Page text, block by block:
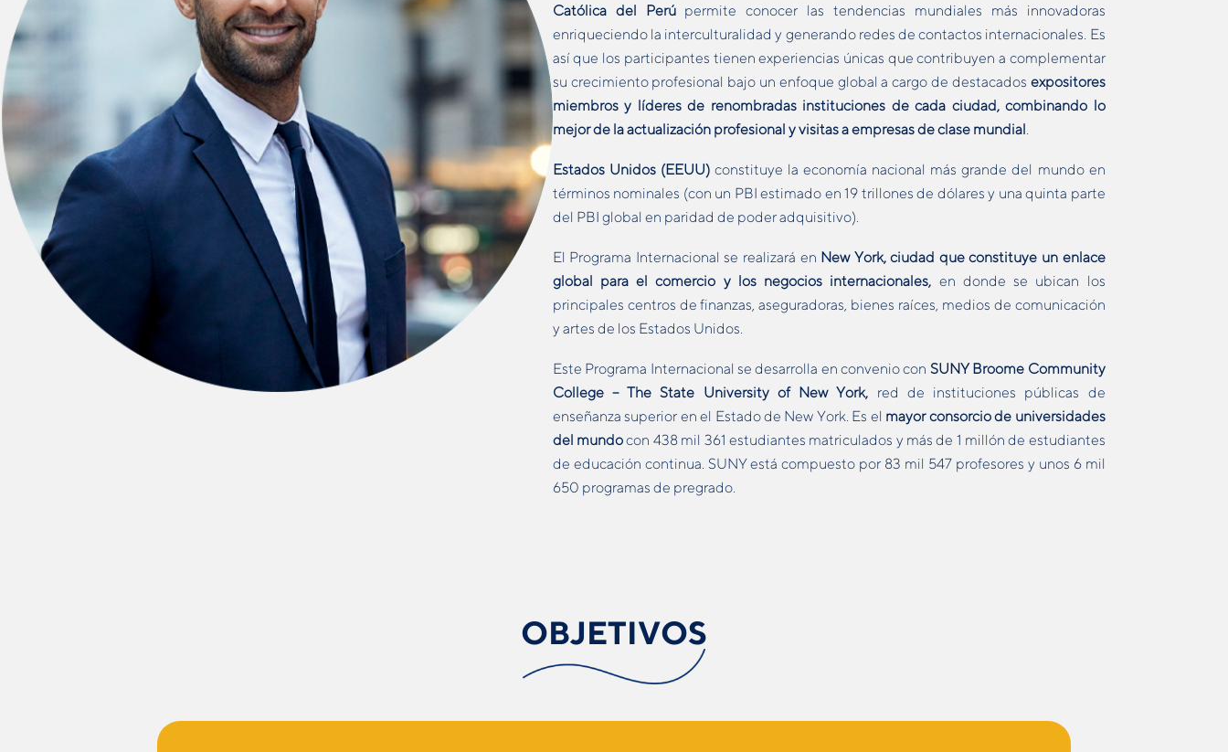
Católica del Perúpermite conocer las tendencias mundiales más innovadoras
enriqueciendo la interculturalidad y generando redes de contactos internacionales. Es
así que los participantes tienen experiencias únicas que contribuyen a complementar
su crecimiento profesional bajo un enfoque global a cargo de destacados expositores
miembros y líderes de renombradas instituciones de cada ciudad, combinando lo
mejor de la actualización profesional y visitas a empresas de clase mundial.
Estados Unidos (EEUU)constituye la economía nacional más grande del mundo en
términos nominales (con un PBI estimado en 19 trillones de dólares y una quinta parte
del PBI global en paridad de poder adquisitivo).
El Programa Internacional se realizará en New York, ciudad que constituye un enlace
global para el comercio y los negocios internacionales, en donde se ubican los
principales centros de finanzas, aseguradoras, bienes raíces, medios de comunicación
y artes de los Estados Unidos.
Este Programa Internacional se desarrolla en convenio con SUNY Broome Community
College – The State University of New York, red de instituciones públicas de
enseñanza superior en el Estado de New York. Es el mayor consorcio de universidades
del mundocon 438 mil 361 estudiantes matriculados y más de 1 millón de estudiantes
de educación continua. SUNY está compuesto por 83 mil 547 profesores y unos 6 mil
650 programas de pregrado.
OBJETIVOS